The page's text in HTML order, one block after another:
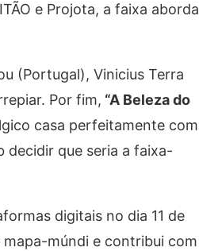
e Projota, a faixa aborda
(Portugal), Vinicius Terra
Por fim, “A Beleza do
casa perfeitamente com
decidir que seria a faixa-
digitais no dia 11 de
múndi e contribui com